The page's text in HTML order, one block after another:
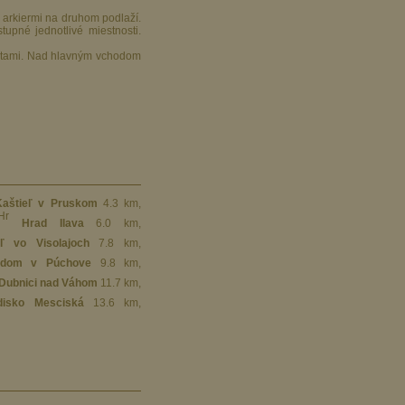
jednotlivé miestnosti.
Nad hlavným vchodom
v Pruskom 4.3 km,
Hrad Ilava6.0 km,
vo Visolajoch7.8 km,
v Púchove 9.8 km,
nad Váhom 11.7 km,
Mesciská13.6 km,